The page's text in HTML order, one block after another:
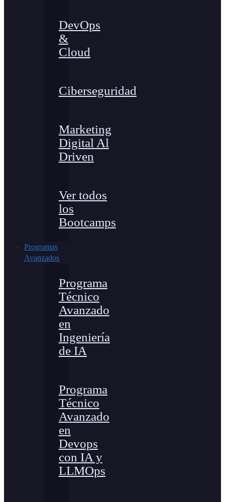
DevOps
&
Cloud
Ciberseguridad
Marketing
Digital Al
Driven
Ver todos
los
Bootcamps
Programas
Avanzados
Programa
Técnico
Avanzado
en
Ingeniería
de IA
Programa
Técnico
Avanzado
en
Devops
con IA y
LLMOps